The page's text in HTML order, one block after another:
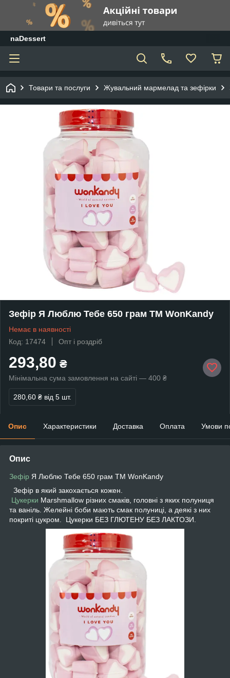
naDessert
Товари та послуги Жувальний мармелад та зефірки
Зефір Я Люблю Тебе 650 грам ТМ WonKandy
Немає в наявності
Код: 17474
Опт і роздріб
293,80 ₴
Мінімальна сума замовлення на сайті — 400 ₴
280,60 ₴ від 5 шт.
Опис Характеристики Доставка Оплата Умови
Опис
Зефір Я Люблю Тебе 650 грам ТМ WonKandy
Зефір в який закохається кожен.
Цукерки Marshmallow різних смаків, головні з яких полуниця
та ваніль. Желейні боби мають смак полуниці, а деякі з них
покриті цукром. Цукерки БЕЗ ГЛЮТЕНУ БЕЗ ЛАКТОЗИ.